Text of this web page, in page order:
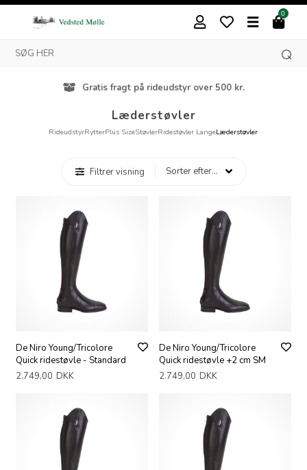
0
Gratis fragt på rideudstyr over 500 kr.
Læderstøvler
RideudstyrRytterPlus SizeStøvlerRidestøvler LangeLæderstøvler
Filtrer visning
De Niro Young/Tricolore
Quick ridestøvle - Standard
2.749,00 DKK
De Niro Young/Tricolore
Quick ridestøvle +2 cm SM
2.749,00 DKK